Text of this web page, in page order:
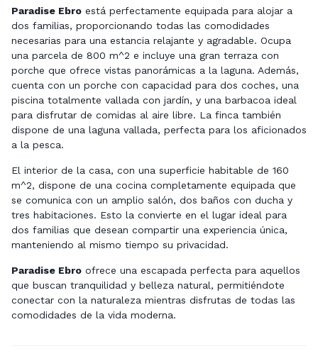
Paradise Ebro está perfectamente equipada para alojar a
dos familias, proporcionando todas las comodidades
necesarias para una estancia relajante y agradable. Ocupa
una parcela de 800 m^2 e incluye una gran terraza con
porche que ofrece vistas panorámicas a la laguna. Además,
cuenta con un porche con capacidad para dos coches, una
piscina totalmente vallada con jardín, y una barbacoa ideal
para disfrutar de comidas al aire libre. La finca también
dispone de una laguna vallada, perfecta para los aficionados
a la pesca.
El interior de la casa, con una superficie habitable de 160
m^2, dispone de una cocina completamente equipada que
se comunica con un amplio salón, dos baños con ducha y
tres habitaciones. Esto la convierte en el lugar ideal para
dos familias que desean compartir una experiencia única,
manteniendo al mismo tiempo su privacidad.
Paradise Ebro ofrece una escapada perfecta para aquellos
que buscan tranquilidad y belleza natural, permitiéndote
conectar con la naturaleza mientras disfrutas de todas las
comodidades de la vida moderna.